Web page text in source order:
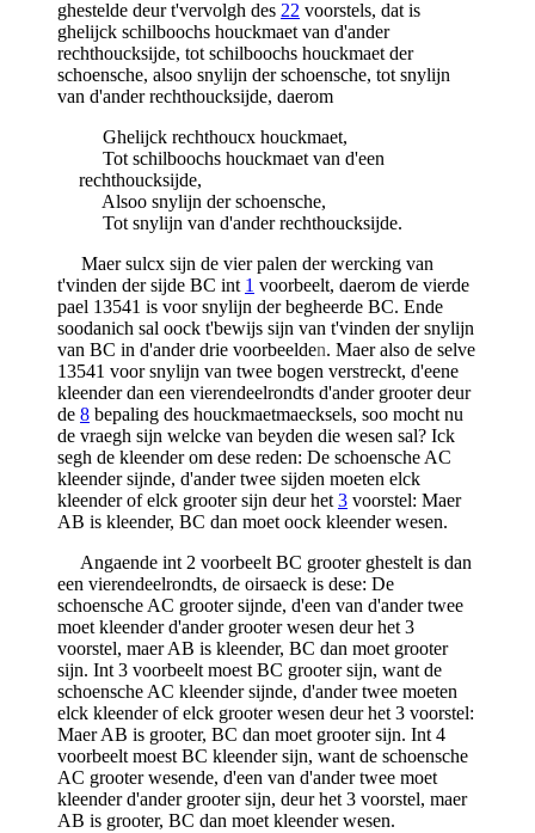
ghestelde deur t'vervolgh des 22 voorstels, dat is
ghelijck schilboochs houckmaet van d'ander
rechthoucksijde, tot schilboochs houckmaet der
schoensche, alsoo snylijn der schoensche, tot snylijn
van d'ander rechthoucksijde, daerom
Ghelijck rechthoucx houckmaet,
Tot schilboochs houckmaet van d'een
rechthoucksijde,
Alsoo snylijn der schoensche,
Tot snylijn van d'ander rechthoucksijde.
Maer sulcx sijn de vier palen der wercking van
t'vinden der sijde BC int 1 voorbeelt, daerom de vierde
pael 13541 is voor snylijn der begheerde BC. Ende
soodanich sal oock t'bewijs sijn van t'vinden der snylijn
van BC in d'ander drie voorbeelden. Maer also de selve
13541 voor snylijn van twee bogen verstreckt, d'eene
kleender dan een vierendeelrondts d'ander grooter deur
de 8 bepaling des houckmaetmaecksels, soo mocht nu
de vraegh sijn welcke van beyden die wesen sal? Ick
segh de kleender om dese reden: De schoensche AC
kleender sijnde, d'ander twee sijden moeten elck
kleender of elck grooter sijn deur het 3 voorstel: Maer
AB is kleender, BC dan moet oock kleender wesen.
Angaende int 2 voorbeelt BC grooter ghestelt is dan
een vierendeelrondts, de oirsaeck is dese: De
schoensche AC grooter sijnde, d'een van d'ander twee
moet kleender d'ander grooter wesen deur het 3
voorstel, maer AB is kleender, BC dan moet grooter
sijn. Int 3 voorbeelt moest BC grooter sijn, want de
schoensche AC kleender sijnde, d'ander twee moeten
elck kleender of elck grooter wesen deur het 3 voorstel:
Maer AB is grooter, BC dan moet grooter sijn. Int 4
voorbeelt moest BC kleender sijn, want de schoensche
AC grooter wesende, d'een van d'ander twee moet
kleender d'ander grooter sijn, deur het 3 voorstel, maer
AB is grooter, BC dan moet kleender wesen.